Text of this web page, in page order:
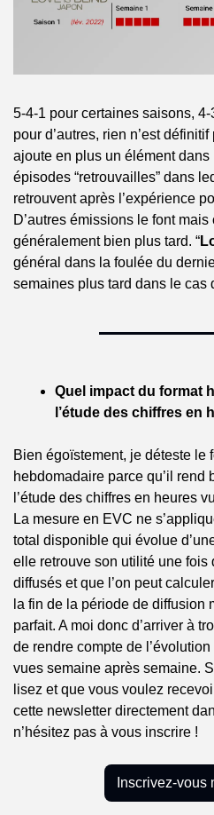
5-4-1 pour certaines saisons,
pour d’autres, rien n’est définitif
ajoute en plus un élément
épisodes “retrouvailles” dans
retrouvent après l’expérience
D’autres émissions le font
généralement bien plus tard. “
général dans la foulée du
semaines plus tard dans le cas
Quel impact du format
l’étude des chiffres en
Bien égoïstement, je déteste le
hebdomadaire parce qu’il
l’étude des chiffres en heures
La mesure en EVC ne
total disponible qui évolue
elle retrouve son utilité une
diffusés et que l’on peut
la fin de la période de diffusion
parfait. A moi donc d’arriver à
de rendre compte de
vues semaine après semaine.
lisez et que vous voulez
cette newsletter directement
n’hésitez pas à vous inscrire !
Inscrivez-vous